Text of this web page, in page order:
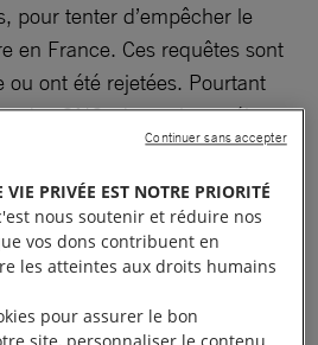
pour tenter d’empêcher le
en France. Ces requêtes sont
ou ont été rejetées. Pourtant
des ONG, de quelques élus
le cargo n’a pas accosté.
VIE PRIVÉE EST NOTRE PRIORITÉ
nous soutenir et réduire nos
vos dons contribuent en
les atteintes aux droits humains
pour assurer le bon
Continuer sans accepter